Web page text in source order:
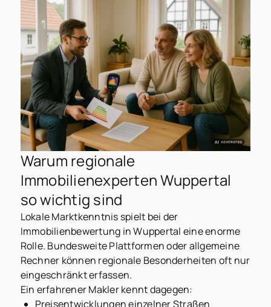
Warum regionale
Immobilienexperten Wuppertal
so wichtig sind
Lokale Marktkenntnis spielt bei der
Immobilienbewertung in Wuppertal eine enorme
Rolle. Bundesweite Plattformen oder allgemeine
Rechner können regionale Besonderheiten oft nur
eingeschränkt erfassen.
Ein erfahrener Makler kennt dagegen:
Preisentwicklungen einzelner Straßen